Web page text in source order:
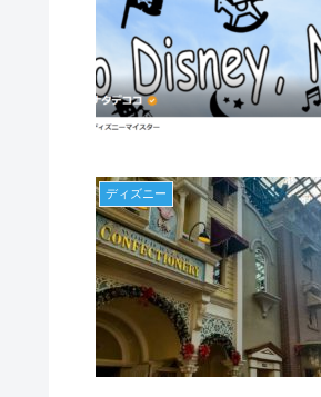
ディズニー